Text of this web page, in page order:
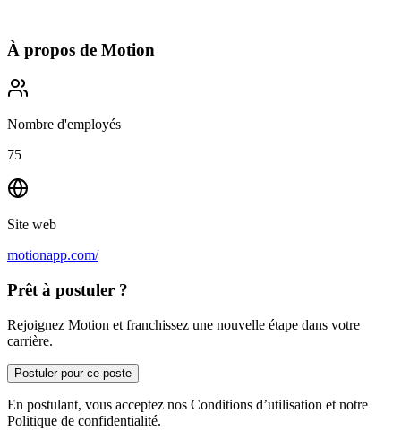
À propos de Motion
Nombre d'employés
75
Site web
motionapp.com/
Prêt à postuler ?
Rejoignez Motion et franchissez une nouvelle étape dans votre
carrière.
Postuler pour ce poste
En postulant, vous acceptez nos Conditions d’utilisation et notre
Politique de confidentialité.